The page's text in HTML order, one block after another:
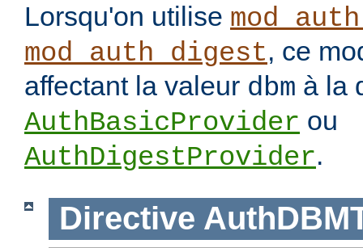
Lorsqu'on utilise
mod_auth_digest, ce
affectant la valeur dbm à la
AuthBasicProvider ou
AuthDigestProvider.
Directive